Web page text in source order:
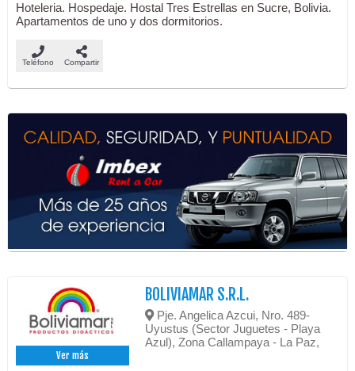
Hoteleria. Hospedaje. Hostal Tres Estrellas en Sucre, Bolivia.
Apartamentos de uno y dos dormitorios.
Teléfono Compartir
Ver más
BOLIVIAMAR S.R.L.
Pje. Angelica Azcui, Nro. 489-
Uyustus (Sector Juguetes - Playa
Azul), Zona Callampaya - La Paz,